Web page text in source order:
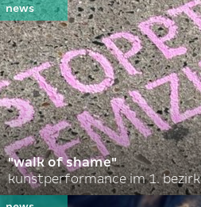
"walk of shame"
kunstperformance im 1. bezirk